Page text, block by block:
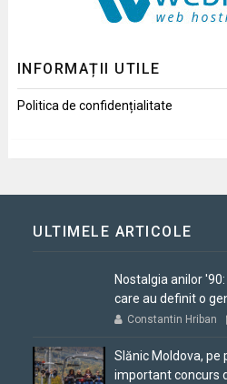
INFORMAȚII UTILE
Politica de confidențialitate
ULTIMELE ARTICOLE
Nostalgia anilor
care au definit o
Constantin Hriban
Slănic Moldova, pe
important concurs